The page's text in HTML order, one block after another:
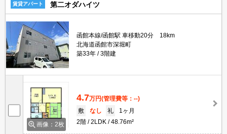
賃貸アパート 第二オダハイツ
函館本線/函館駅 車移動20分 18km
北海道函館市深堀町
築33年
3階建
画像：2枚
4.7万円(管理費等：--)
敷
なし 礼
1ヶ月
2階
2LDK 48.76m²